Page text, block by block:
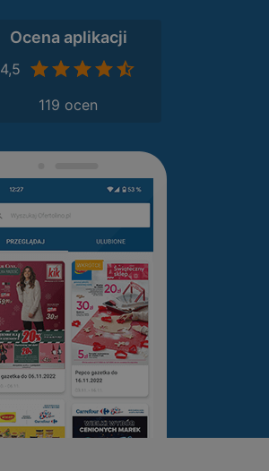
Ocena aplikacji
4,5
119 ocen